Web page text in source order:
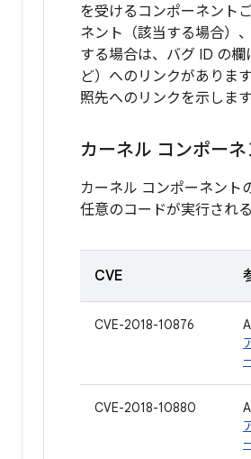
を受けるコンポーネント
ネント（該当する場合）
する場合は、バグ ID の
ど）へのリンクがありま
照先へのリンクを示します
カーネル コンポーネ
カーネル コンポーネント
任意のコードが実行され
CVE
CVE-2018-10876
CVE-2018-10880